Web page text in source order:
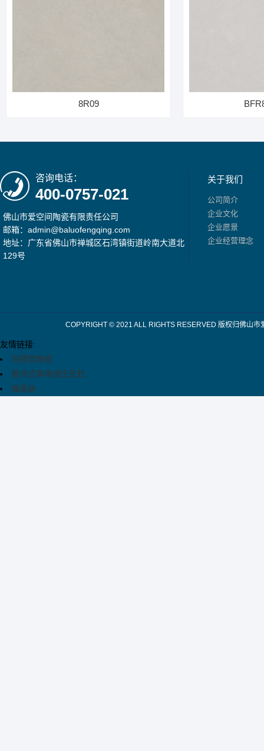
8R09
咨询电话：
400-0757-021
佛山市爱空间陶瓷有限责任公司
邮箱：admin@baluofengqing.com
地址：广东省佛山市禅城区石湾镇街道岭南大道北
129号
关于我们
公司简介
企业文化
企业愿景
企业经营理念
COPYRIGHT © 2021 ALL RIGHTS RESERVED 版权归佛山
友情链接:
玛德里陶瓷
悬浮式单体液压支柱
福美钠